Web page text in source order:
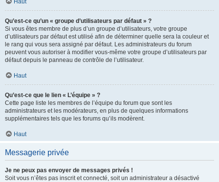
Haut
Qu’est-ce qu’un « groupe d’utilisateurs par défaut » ?
Si vous êtes membre de plus d’un groupe d’utilisateurs, votre groupe
d’utilisateurs par défaut est utilisé afin de déterminer quelle sera la couleur et
le rang qui vous sera assigné par défaut. Les administrateurs du forum
peuvent vous autoriser à modifier vous-même votre groupe d’utilisateurs par
défaut depuis le panneau de contrôle de l’utilisateur.
Haut
Qu’est-ce que le lien « L’équipe » ?
Cette page liste les membres de l’équipe du forum que sont les
administrateurs et les modérateurs, en plus de quelques informations
supplémentaires tels que les forums qu’ils modèrent.
Haut
Messagerie privée
Je ne peux pas envoyer de messages privés !
Soit vous n’êtes pas inscrit et connecté, soit un administrateur a désactivé